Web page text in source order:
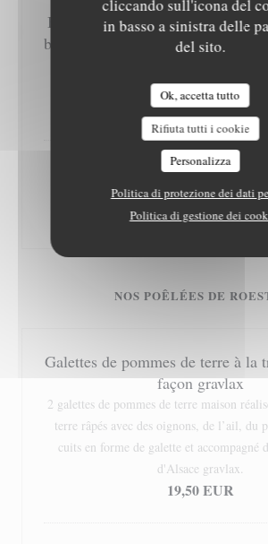
cliccando sull'icona del
in basso a sinistra delle
del sito.
Ok, accetta tutto
Rifiuta tutti i cookie
Personalizza
Politica di protezione dei dati
Politica di gestione dei
Bacon Burger Alsacien maison à
bœuf d’Alsace et confit
steak travaillé par nos soins et pain
20,50 EUR
D’r Papa sei Burger
burger à l’effiloché de bœuf fumé et
23,00 EUR
NOS POÊLÉES DE
Galettes de pommes de terre à la
façon gravlax
2 galettes de pommes de terre maison
terre râpés avec des oignons, de l’ail, du
cuits en forme de galette et accompagné
d'Alsace gravlax.
19,50 EUR